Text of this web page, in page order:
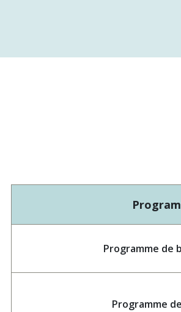
Programme de
Programme